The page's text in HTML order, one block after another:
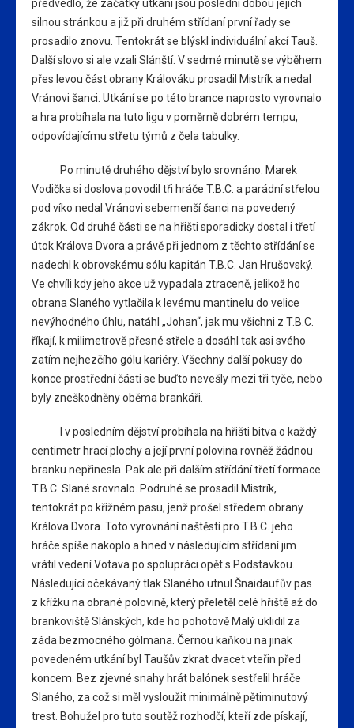
předvedlo, že začátky utkání jsou poslední dobou jejich
silnou stránkou a již při druhém střídaní první řady se
prosadilo znovu. Tentokrát se blýskl individuální akcí Tauš.
Další slovo si ale vzali Slánští. V sedmé minutě se výběhem
přes levou část obrany Králováku prosadil Mistrík a nedal
Vránovi šanci. Utkání se po této brance naprosto vyrovnalo
a hra probíhala na tuto ligu v poměrně dobrém tempu,
odpovídajícímu střetu týmů z čela tabulky.
Po minutě druhého dějství bylo srovnáno. Marek
Vodička si doslova povodil tři hráče T.B.C. a parádní střelou
pod víko nedal Vránovi sebemenší šanci na povedený
zákrok. Od druhé části se na hřišti sporadicky dostal i třetí
útok Králova Dvora a právě při jednom z těchto střídání se
nadechl k obrovskému sólu kapitán T.B.C. Jan Hrušovský.
Ve chvíli kdy jeho akce už vypadala ztraceně, jelikož ho
obrana Slaného vytlačila k levému mantinelu do velice
nevýhodného úhlu, natáhl „Johan“, jak mu všichni z T.B.C.
říkají, k milimetrově přesné střele a dosáhl tak asi svého
zatím nejhezčího gólu kariéry. Všechny další pokusy do
konce prostřední části se buďto nevešly mezi tři tyče, nebo
byly zneškodněny oběma brankáři.
I v posledním dějství probíhala na hřišti bitva o každý
centimetr hrací plochy a její první polovina rovněž žádnou
branku nepřinesla. Pak ale při dalším střídání třetí formace
T.B.C. Slané srovnalo. Podruhé se prosadil Mistrík,
tentokrát po křižném pasu, jenž prošel středem obrany
Králova Dvora. Toto vyrovnání naštěstí pro T.B.C. jeho
hráče spíše nakoplo a hned v následujícím střídaní jim
vrátil vedení Votava po spolupráci opět s Podstavkou.
Následující očekávaný tlak Slaného utnul Šnaidaufův pas
z křížku na obrané polovině, který přeletěl celé hřiště až do
brankoviště Slánských, kde ho pohotově Malý uklidil za
záda bezmocného gólmana. Černou kaňkou na jinak
povedeném utkání byl Taušův zkrat dvacet vteřin před
koncem. Bez zjevné snahy hrát balónek sestřelil hráče
Slaného, za což si měl vysloužit minimálně pětiminutový
trest. Bohužel pro tuto soutěž rozhodčí, kteří zde pískají,